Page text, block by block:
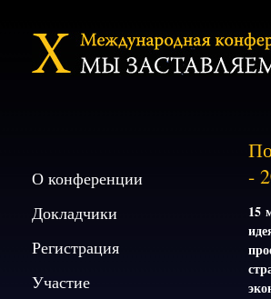
О конференции
Докладчики
Регистрация
Участие
-
15